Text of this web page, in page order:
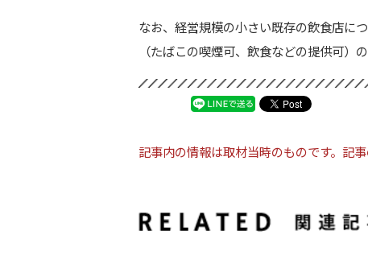
なお、経営規模の小さい既存の飲食店に
（たばこの喫煙可、飲食などの提供可）
記事内の情報は取材当時のものです。記